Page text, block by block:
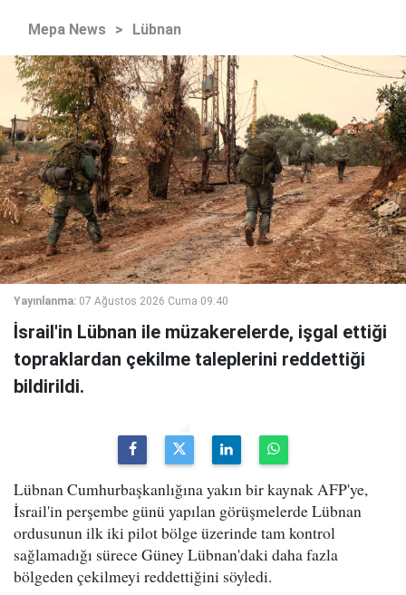
Mepa News > Lübnan
Yayınlanma: 07 Ağustos 2026 Cuma 09:40
İsrail'in Lübnan ile müzakerelerde, işgal ettiği
topraklardan çekilme taleplerini reddettiği
bildirildi.
Lübnan Cumhurbaşkanlığına yakın bir kaynak AFP'ye,
İsrail'in perşembe günü yapılan görüşmelerde Lübnan
ordusunun ilk iki pilot bölge üzerinde tam kontrol
sağlamadığı sürece Güney Lübnan'daki daha fazla
bölgeden çekilmeyi reddettiğini söyledi.